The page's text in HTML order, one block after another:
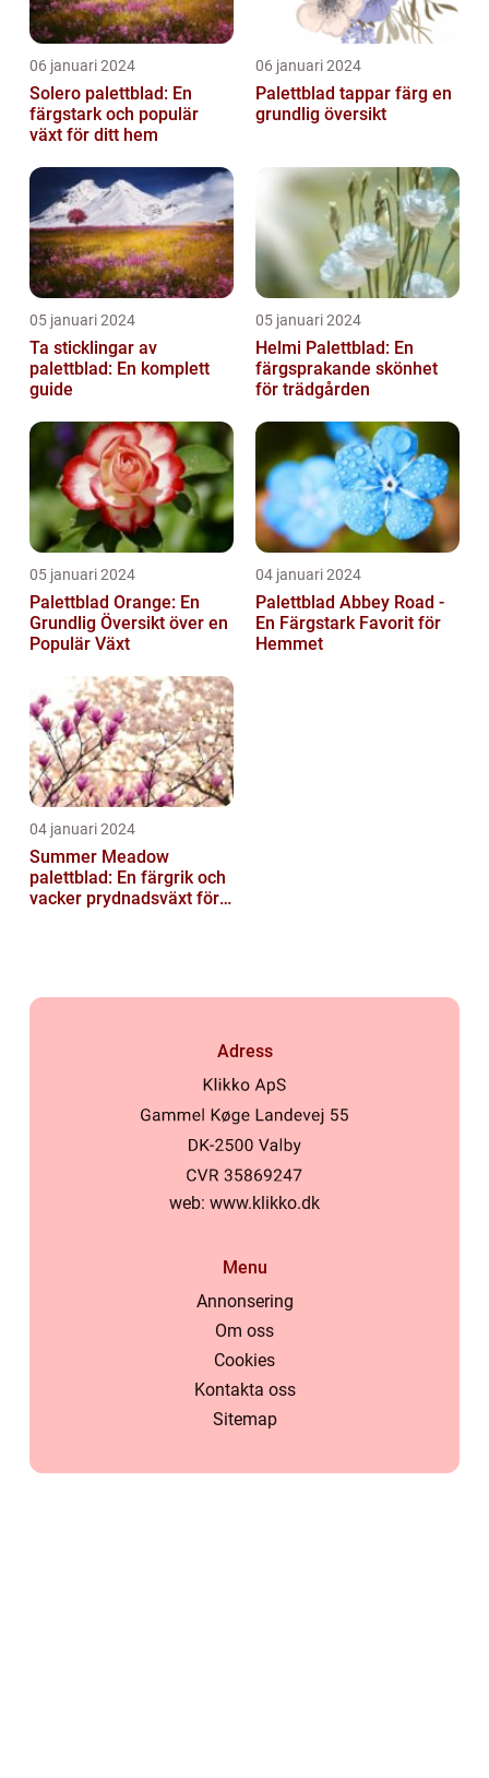
06 januari 2024
Solero palettblad: En
färgstark och populär
växt för ditt hem
06 januari 2024
Palettblad tappar färg en
grundlig översikt
05 januari 2024
Ta sticklingar av
palettblad: En komplett
guide
05 januari 2024
Helmi Palettblad: En
färgsprakande skönhet
för trädgården
05 januari 2024
Palettblad Orange: En
Grundlig Översikt över en
Populär Växt
04 januari 2024
Palettblad Abbey Road -
En Färgstark Favorit för
Hemmet
04 januari 2024
Summer Meadow
palettblad: En färgrik och
vacker prydnadsväxt för
Adress
web: www.klikko.dk
Menu
Annonsering
Om oss
Cookies
Kontakta oss
Sitemap